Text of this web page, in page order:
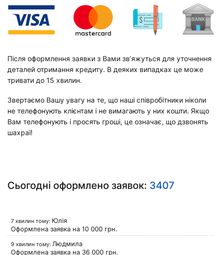
Після оформлення заявки з Вами зв’яжуться для уточнення
деталей отримання кредиту. В деяких випадках це може
тривати до 15 хвилин.
Звертаємо Вашу увагу на те, що наші співробітники ніколи
не телефонують клієнтам і не вимагають у них кошти. Якщо
Вам телефонують і просять гроші, це означає, що дзвонять
шахраї!
Сьогодні оформлено заявок: 3407
7 хвилин тому: Юлія
Оформлена заявка на 10 000 грн.
9 хвилин тому: Людмила
Оформлена заявка на 36 000 грн.